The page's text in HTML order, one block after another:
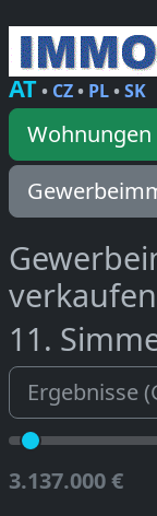
AT• CZ• PL•SK
Wohnungen
verkaufen
11.
3.137.000 €